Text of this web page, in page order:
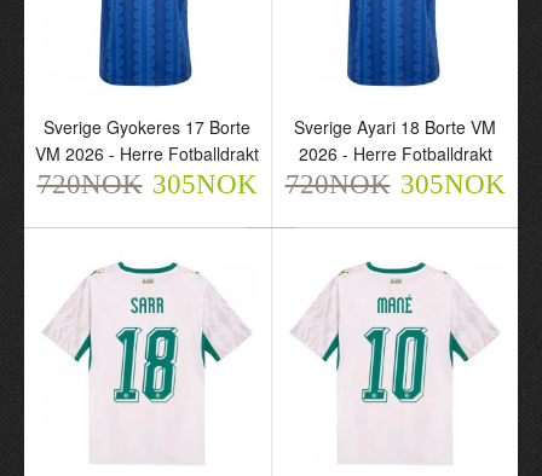
VM 2026 - Herre
Fotballdrakt
720NOK 305NOK
2026 - Herre Fotballdrakt
720NOK 305NOK
Sverige Gyokeres 17
Borte VM 2026 - Herre
Fotballdrakt
Sverige Gyokeres 17 Borte
VM 2026 - Herre Fotballdrakt
720NOK 305NOK
Sverige Ayari 18 Borte VM
2026 - Herre Fotballdrakt
720NOK 305NOK